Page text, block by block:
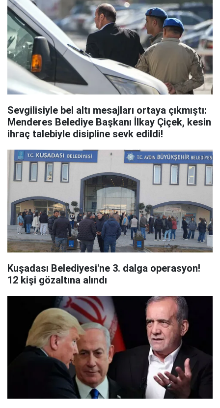
Sevgilisiyle bel altı mesajları ortaya çıkmıştı:
Menderes Belediye Başkanı İlkay Çiçek, kesin
ihraç talebiyle disipline sevk edildi!
Kuşadası Belediyesi'ne 3. dalga operasyon!
12 kişi gözaltına alındı